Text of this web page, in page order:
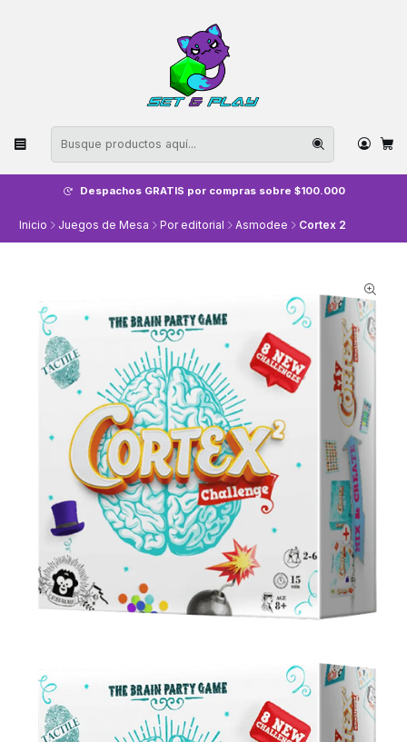
Despachos GRATIS por compras sobre $100.000
Inicio Juegos de Mesa Por editorial Asmodee Cortex 2